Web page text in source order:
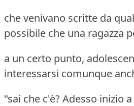
che venivano scritte da
possibile che una ragazza
a un certo punto,
interessarsi comunque
"sai che c'è? Adesso inizio